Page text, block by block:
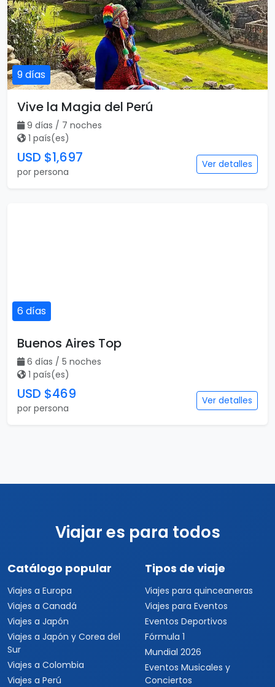
9 días
Vive la Magia del Perú
9 días / 7 noches
1 país(es)
USD $1,697
por persona
Ver detalles
6 días
Buenos Aires Top
6 días / 5 noches
1 país(es)
USD $469
por persona
Ver detalles
Viajar es para todos
Catálogo popular
Viajes a Europa
Viajes a Canadá
Viajes a Japón
Viajes a Japón y Corea del
Sur
Viajes a Colombia
Viajes a Perú
Tipos de viaje
Viajes para quinceaneras
Viajes para Eventos
Eventos Deportivos
Fórmula 1
Mundial 2026
Eventos Musicales y
Conciertos